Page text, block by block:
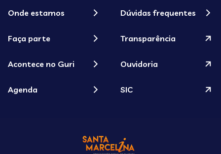
Onde estamos
Faça parte
Acontece no Guri
Agenda
Dúvidas frequentes
Transparência
Ouvidoria
SIC